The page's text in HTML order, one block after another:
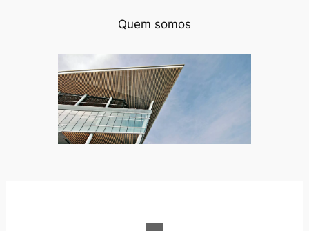
Quem somos